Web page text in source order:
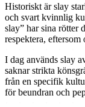
Historiskt är slay
och svart kvinnlig
slay” har sina rötter
respektera,
I dag används slay
saknar strikta
från en specifik
för beundran och